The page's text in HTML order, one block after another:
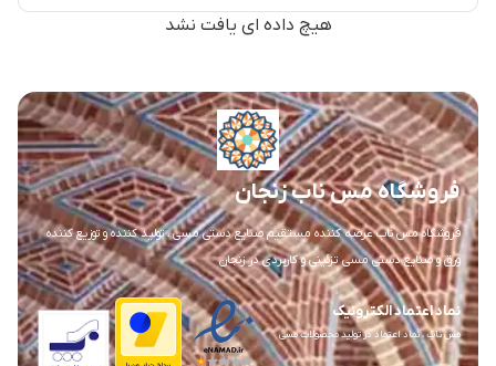
هیچ داده ای یافت نشد
فروشگاه مس ناب زنجان
فروشگاه مس ناب عرضه کننده مستقیم صنایع دستی مسی ، تولید کننده و توزیع کننده
ورق و صنایع دستی مسی تزئینی و کاربردی در زنجان
نماد اعتماد الکترونیک
مس ناب ، نماد اعتماد در تولید محصولات مسی